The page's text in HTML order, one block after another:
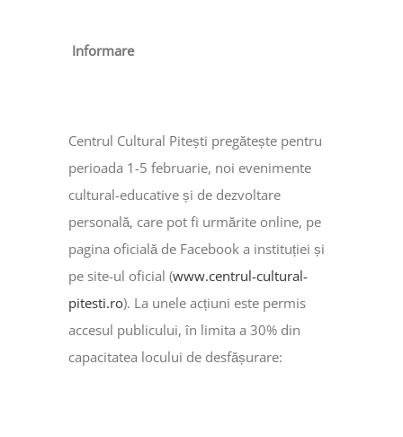
Informare
Centrul Cultural Pitești pregătește pentru
perioada 1-5 februarie, noi evenimente
cultural-educative și de dezvoltare
personală, care pot fi urmărite online, pe
pagina oficială de Facebook a instituției și
pe site-ul oficial (www.centrul-cultural-
pitesti.ro). La unele acțiuni este permis
accesul publicului, în limita a 30% din
capacitatea locului de desfășurare: